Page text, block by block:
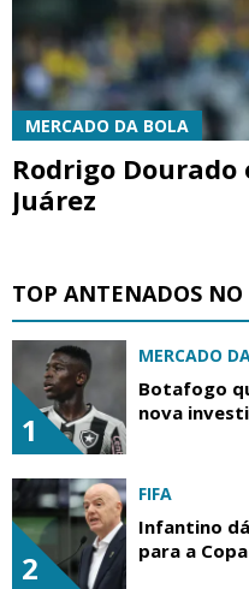
MERCADO DA BOLA
Rodrigo
Juárez
TOP ANTENADOS
1
MERCADO
Botafogo
nova
2
FIFA
Infantino
para a Copa